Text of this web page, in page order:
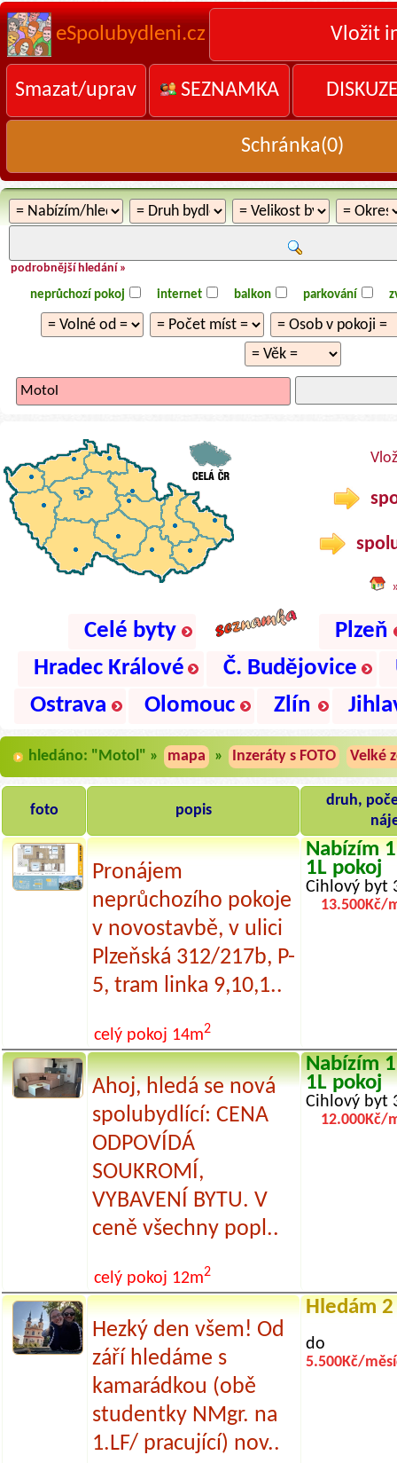
eSpolubydleni.cz Vložit
Smazat/uprav SEZNAMKA
Schránka(0)
podrobnější hledání »
neprůchozí pokoj internet balkon parkování
Celé byty
Plzeň
Hradec Králové
Č. Budějovice
Ostrava
Olomouc Zlín
hledáno: "Motol" » mapa » Inzeráty s FOTO Velké
foto popis
druh,
Pronájem
neprůchozího pokoje
v novostavbě, v ulici
Plzeňská 312/217b, P-
5, tram linka 9,10,1..
celý pokoj 14m2
Nabízím
1L pokoj
Cihlový byt
13.500Kč/
Ahoj, hledá se nová
spolubydlící: CENA
ODPOVÍDÁ
SOUKROMÍ,
VYBAVENÍ BYTU. V
ceně všechny popl..
celý pokoj 12m2
Nabízím
1L pokoj
Cihlový byt
12.000Kč/
Hezký den všem! Od
září hledáme s
kamarádkou (obě
studentky NMgr. na
1.LF/ pracující) nov..
Hledám
do
5.500Kč/